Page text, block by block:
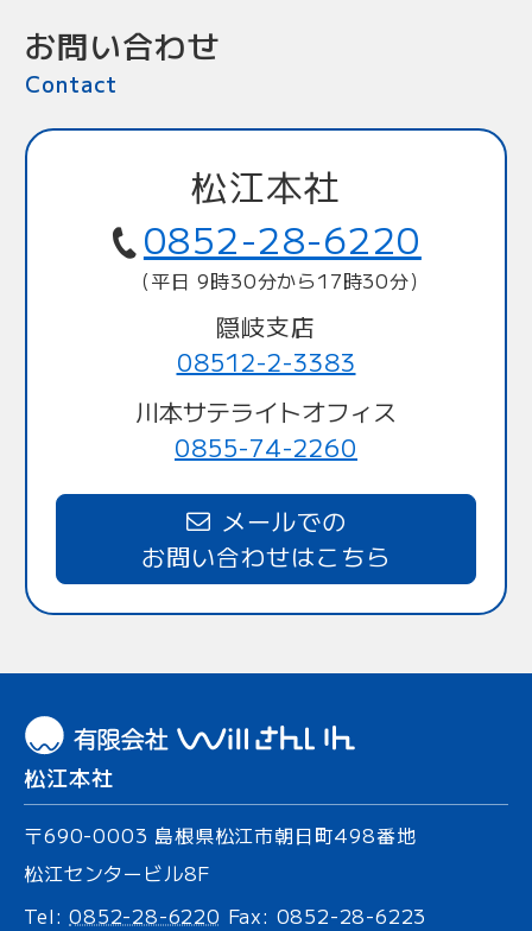
お問い合わせ
Contact
松江本社
0852-28-6220
（平日 9時30分から17時30分）
隠岐支店
08512-2-3383
川本サテライトオフィス
0855-74-2260
メールでの
お問い合わせはこちら
松江本社
〒690-0003 島根県松江市朝日町498番地
松江センタービル8F
Tel:0852-28-6220 Fax: 0852-28-6223